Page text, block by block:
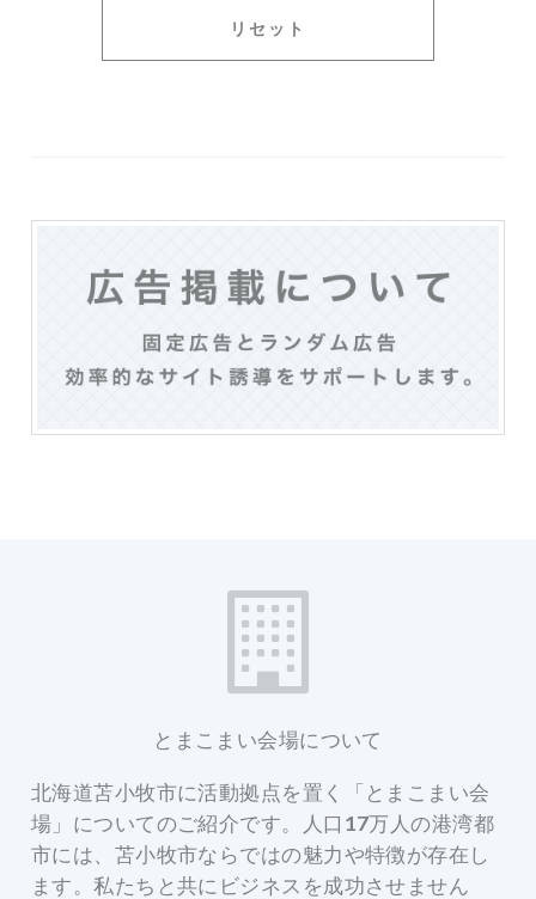
とまこまい会場について
北海道苫小牧市に活動拠点を置く「とまこまい会
場」についてのご紹介です。人口17万人の港湾都
市には、苫小牧市ならではの魅力や特徴が存在し
ます。私たちと共にビジネスを成功させません